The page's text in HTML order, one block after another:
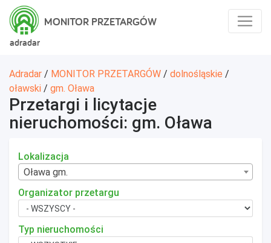
adradar
MONITOR PRZETARGÓW
Adradar / MONITOR PRZETARGÓW / dolnośląskie /
oławski / gm. Oława
Przetargi i licytacje
nieruchomości: gm. Oława
Lokalizacja
Oława gm.
Organizator przetargu
Typ nieruchomości